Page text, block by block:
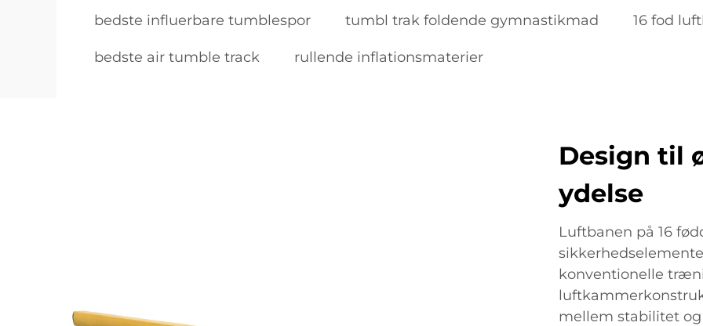
bedste influerbare tumblespor tumbl trak foldende gymnastikmad 16 fod
bedste air tumble track rullende inflationsmaterier
Design til
ydelse
Luftbanen på 16
konventionelle
mellem stabilitet